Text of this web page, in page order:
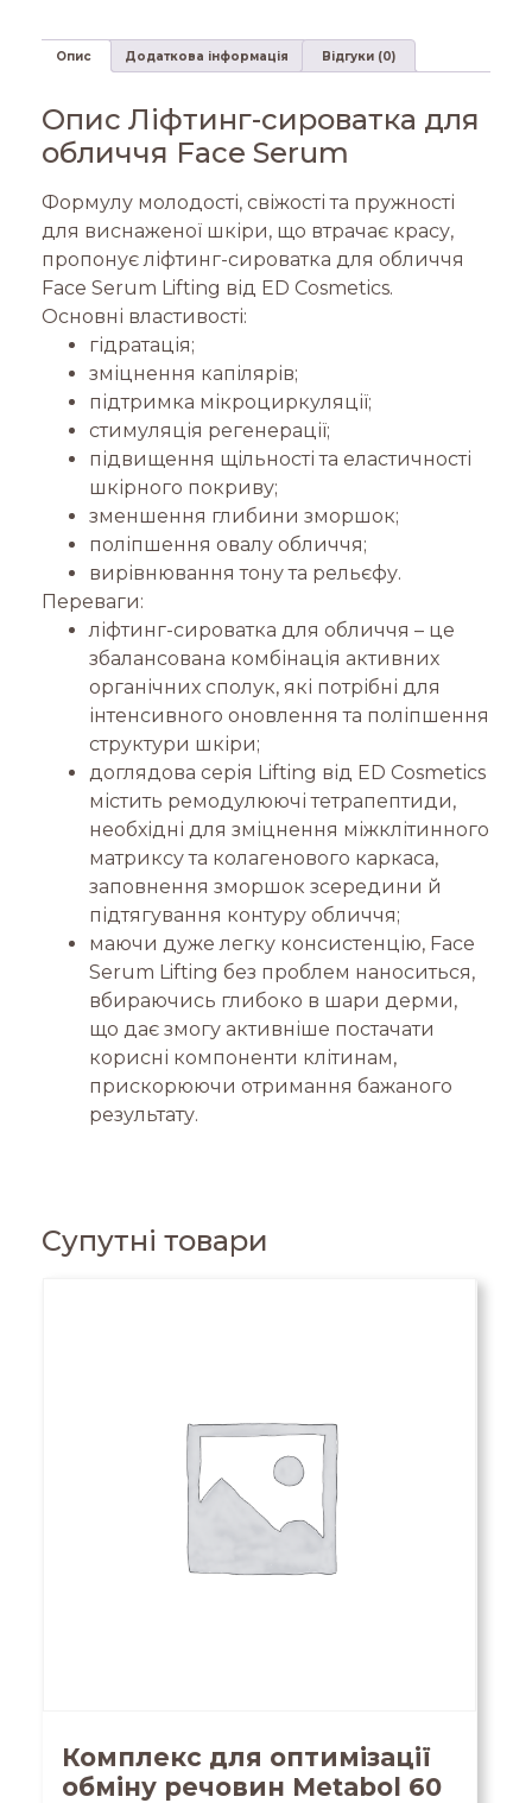
Опис Додаткова інформація Відгуки (0)
Опис Ліфтинг-сироватка для
обличчя Face Serum
Формулу молодості, свіжості та пружності
для виснаженої шкіри, що втрачає красу,
пропонує ліфтинг-сироватка для обличчя
Face Serum Lifting від ED Cosmetics.
Основні властивості:
гідратація;
зміцнення капілярів;
підтримка мікроциркуляції;
стимуляція регенерації;
підвищення щільності та еластичності
шкірного покриву;
зменшення глибини зморшок;
поліпшення овалу обличчя;
вирівнювання тону та рельєфу.
Переваги:
ліфтинг-сироватка для обличчя – це
збалансована комбінація активних
органічних сполук, які потрібні для
інтенсивного оновлення та поліпшення
структури шкіри;
доглядова серія Lifting від ED Cosmetics
містить ремодулюючі тетрапептиди,
необхідні для зміцнення міжклітинного
матриксу та колагенового каркаса,
заповнення зморшок зсередини й
підтягування контуру обличчя;
маючи дуже легку консистенцію, Face
Serum Lifting без проблем наноситься,
вбираючись глибоко в шари дерми,
що дає змогу активніше постачати
корисні компоненти клітинам,
прискорюючи отримання бажаного
результату.
Супутні товари
Комплекс для оптимізації
обміну речовин Metabol 60